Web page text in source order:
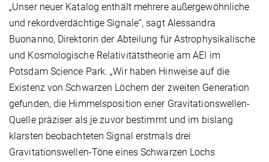
„Unser neuer Katalog enthält mehrere außergewöhnliche
und rekordverdächtige Signale“, sagt Alessandra
Buonanno, Direktorin der Abteilung für Astrophysikalische
und Kosmologische Relativitätstheorie am AEI im
Potsdam Science Park. „Wir haben Hinweise auf die
Existenz von Schwarzen Löchern der zweiten Generation
gefunden, die Himmelsposition einer Gravitationswellen-
Quelle präziser als je zuvor bestimmt und im bislang
klarsten beobachteten Signal erstmals drei
Gravitationswellen-Töne eines Schwarzen Lochs